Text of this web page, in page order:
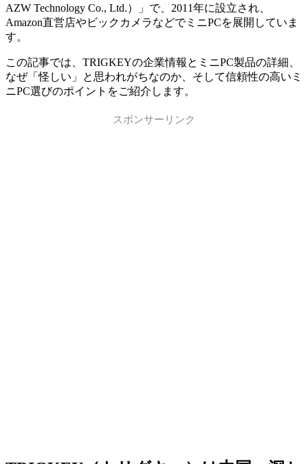
AZW Technology Co., Ltd.）」で、2011年に設立され、
Amazon直営店やビックカメラなどでミニPCを展開していま
す。
この記事では、TRIGKEYの企業情報とミニPC製品の詳細、
なぜ「怪しい」と思われがちなのか、そして信頼性の高いミ
ニPC選びのポイントをご紹介します。
スポンサーリンク